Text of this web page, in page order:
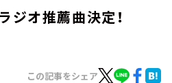
ジオ推薦曲決定！
この記事をシェア